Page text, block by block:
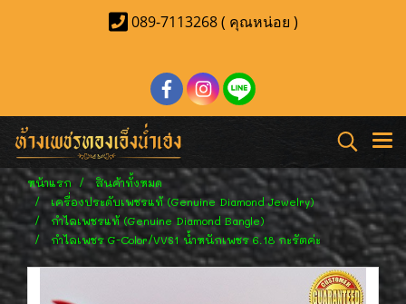
089-7113268 ( คุณหน่อย )
หน้าแรก
สินค้าทั้งหมด
เครื่องประดับเพชรแท้ (Genuine Diamond Jewelry)
กำไลเพชรแท้ (Genuine Diamond Bangle)
กำไลเพชร G-Color/VVS1 น้ำหนักเพชร 6.18 กะรัตค่ะ